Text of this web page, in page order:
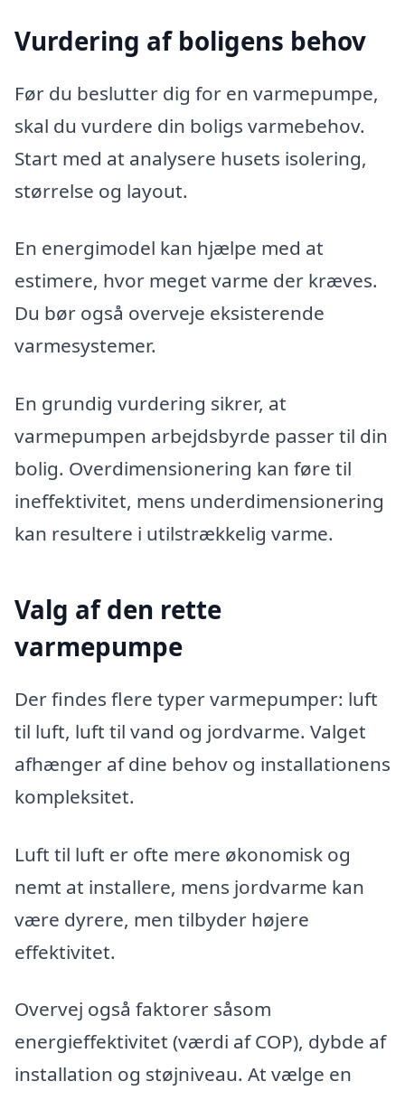
Vurdering af boligens behov
Før du beslutter dig for en varmepumpe,
skal du vurdere din boligs varmebehov.
Start med at analysere husets isolering,
størrelse og layout.
En energimodel kan hjælpe med at
estimere, hvor meget varme der kræves.
Du bør også overveje eksisterende
varmesystemer.
En grundig vurdering sikrer, at
varmepumpen arbejdsbyrde passer til din
bolig. Overdimensionering kan føre til
ineffektivitet, mens underdimensionering
kan resultere i utilstrækkelig varme.
Valg af den rette
varmepumpe
Der findes flere typer varmepumper: luft
til luft, luft til vand og jordvarme. Valget
afhænger af dine behov og installationens
kompleksitet.
Luft til luft er ofte mere økonomisk og
nemt at installere, mens jordvarme kan
være dyrere, men tilbyder højere
effektivitet.
Overvej også faktorer såsom
energieffektivitet (værdi af COP), dybde af
installation og støjniveau. At vælge en